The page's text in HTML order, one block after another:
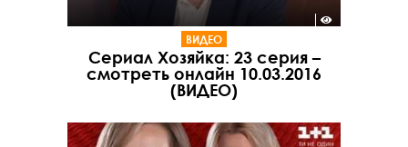
ВИДЕО
Сериал Хозяйка: 23 серия –
смотреть онлайн 10.03.2016
(ВИДЕО)